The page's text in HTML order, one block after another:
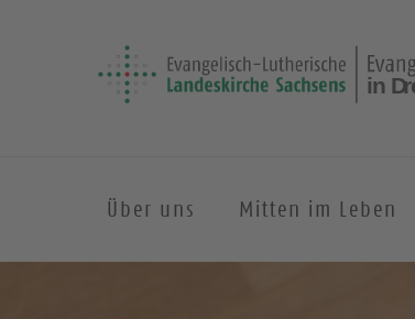
Über uns Mitten im Leben